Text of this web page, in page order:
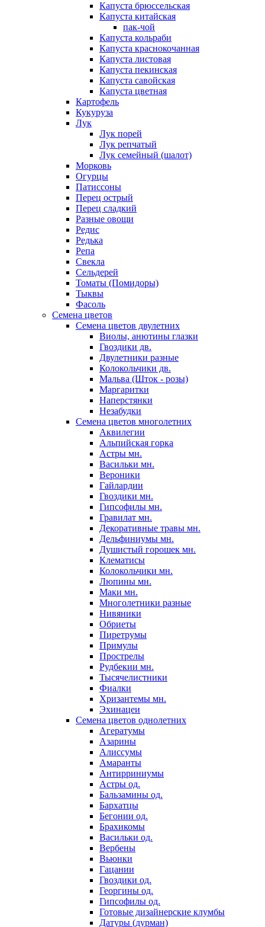
Капуста брюссельская
Капуста китайская
пак-чой
Капуста кольраби
Капуста краснокочанная
Капуста листовая
Капуста пекинская
Капуста савойская
Капуста цветная
Картофель
Кукуруза
Лук
Лук порей
Лук репчатый
Лук семейный (шалот)
Морковь
Огурцы
Патиссоны
Перец острый
Перец сладкий
Разные овощи
Редис
Редька
Репа
Свекла
Сельдерей
Томаты (Помидоры)
Тыквы
Фасоль
Семена цветов
Семена цветов двулетних
Виолы, анютины глазки
Гвоздики дв.
Двулетники разные
Колокольчики дв.
Мальва (Шток - розы)
Маргаритки
Наперстянки
Незабудки
Семена цветов многолетних
Аквилегии
Альпийская горка
Астры мн.
Васильки мн.
Вероники
Гайлардии
Гвоздики мн.
Гипсофилы мн.
Гравилат мн.
Декоративные травы мн.
Дельфиниумы мн.
Душистый горошек мн.
Клематисы
Колокольчики мн.
Люпины мн.
Маки мн.
Многолетники разные
Нивяники
Обриеты
Пиретрумы
Примулы
Прострелы
Рудбекии мн.
Тысячелистники
Фиалки
Хризантемы мн.
Эхинацеи
Семена цветов однолетних
Агератумы
Азарины
Алиссумы
Амаранты
Антирриниумы
Астры од.
Бальзамины од.
Бархатцы
Бегонии од.
Брахикомы
Васильки од.
Вербены
Вьюнки
Гацании
Гвоздики од.
Георгины од.
Гипсофилы од.
Готовые дизайнерские клумбы
Датуры (дурман)